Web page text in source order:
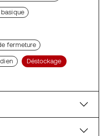
fermeture
Déstockage